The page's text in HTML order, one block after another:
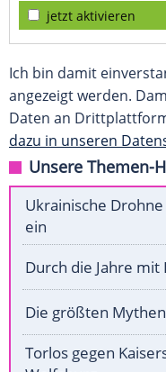
jetzt aktivieren
Ich bin damit
angezeigt werden.
Daten an
dazu in unseren
Unsere Themen-
Ukrainische
ein
Durch die Jahre
Die größten
Torlos gegen